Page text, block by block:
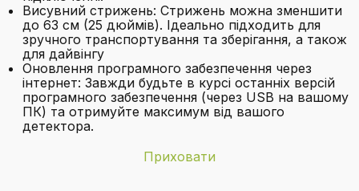
Висувний стрижень: Стрижень можна зменшити
до 63 см (25 дюймів). Ідеально підходить для
зручного транспортування та зберігання, а також
для дайвінгу
Оновлення програмного забезпечення через
інтернет: Завжди будьте в курсі останніх версій
програмного забезпечення (через USB на вашому
ПК) та отримуйте максимум від вашого
детектора.
Приховати